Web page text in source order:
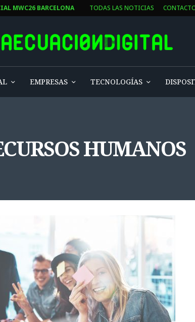
MWC26 BARCELONA TODAS LAS NOTICIAS
EMPRESAS TECNOLOGÍAS
HUMANOS